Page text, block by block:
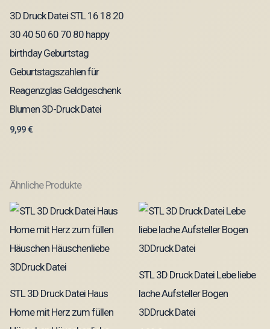
3D Druck Datei STL 16 18 20
30 40 50 60 70 80 happy
birthday Geburtstag
Geburtstagszahlen für
Reagenzglas Geldgeschenk
Blumen 3D-Druck Datei
9,99€
Ähnliche Produkte
STL 3D Druck Datei Haus
Home mit Herz zum füllen
STL 3D Druck Datei Lebe liebe
lache Aufsteller Bogen
3DDruck Datei